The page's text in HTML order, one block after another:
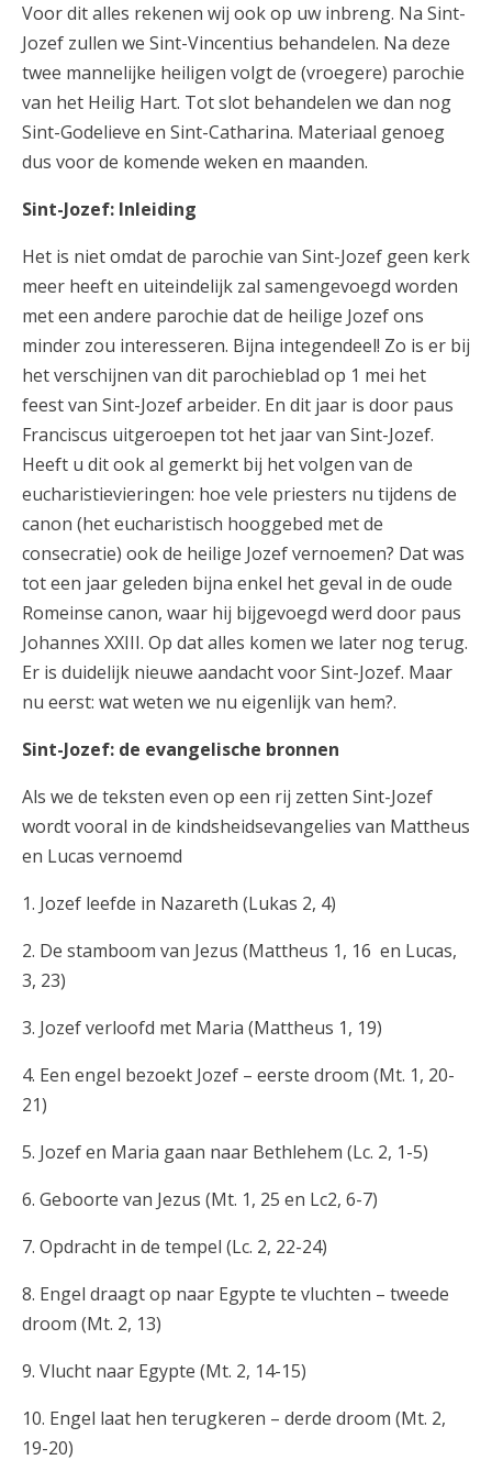
Voor dit alles rekenen wij ook op uw inbreng. Na Sint-
Jozef zullen we Sint-Vincentius behandelen. Na deze
twee mannelijke heiligen volgt de (vroegere) parochie
van het Heilig Hart. Tot slot behandelen we dan nog
Sint-Godelieve en Sint-Catharina. Materiaal genoeg
dus voor de komende weken en maanden.
Sint-Jozef: Inleiding
Het is niet omdat de parochie van Sint-Jozef geen kerk
meer heeft en uiteindelijk zal samengevoegd worden
met een andere parochie dat de heilige Jozef ons
minder zou interesseren. Bijna integendeel! Zo is er bij
het verschijnen van dit parochieblad op 1 mei het
feest van Sint-Jozef arbeider. En dit jaar is door paus
Franciscus uitgeroepen tot het jaar van Sint-Jozef.
Heeft u dit ook al gemerkt bij het volgen van de
eucharistievieringen: hoe vele priesters nu tijdens de
canon (het eucharistisch hooggebed met de
consecratie) ook de heilige Jozef vernoemen? Dat was
tot een jaar geleden bijna enkel het geval in de oude
Romeinse canon, waar hij bijgevoegd werd door paus
Johannes XXIII. Op dat alles komen we later nog terug.
Er is duidelijk nieuwe aandacht voor Sint-Jozef. Maar
nu eerst: wat weten we nu eigenlijk van hem?.
Sint-Jozef: de evangelische bronnen
Als we de teksten even op een rij zetten Sint-Jozef
wordt vooral in de kindsheidsevangelies van Mattheus
en Lucas vernoemd
1. Jozef leefde in Nazareth (Lukas 2, 4)
2. De stamboom van Jezus (Mattheus 1, 16 en Lucas,
3, 23)
3. Jozef verloofd met Maria (Mattheus 1, 19)
4. Een engel bezoekt Jozef – eerste droom (Mt. 1, 20-
21)
5. Jozef en Maria gaan naar Bethlehem (Lc. 2, 1-5)
6. Geboorte van Jezus (Mt. 1, 25 en Lc2, 6-7)
7. Opdracht in de tempel (Lc. 2, 22-24)
8. Engel draagt op naar Egypte te vluchten – tweede
droom (Mt. 2, 13)
9. Vlucht naar Egypte (Mt. 2, 14-15)
10. Engel laat hen terugkeren – derde droom (Mt. 2,
19-20)